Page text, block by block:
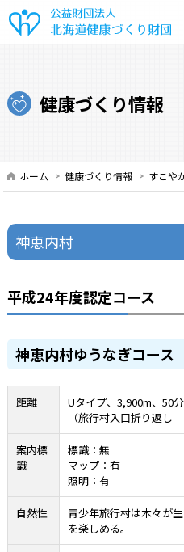
健康づくり情報
ホーム 健康づくり情報 すこや
神恵内村
平成24年度認定コース
神恵内村ゆうなぎコース
距離
Uタイプ、3,900m、50
（旅行村入口折り返し
案内標
識
標識：無
マップ：有
照明：有
自然性
青少年旅行村は木々が
を楽しめる。